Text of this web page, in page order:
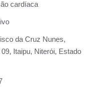
cardíaca
da Cruz Nunes,
Itaipu, Niterói, Estado